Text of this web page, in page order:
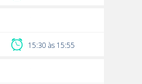
15:30 às 15:55